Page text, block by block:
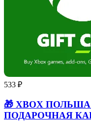
533 ₽
🎁 XBOX ПОЛЬША
ПОДАРОЧНАЯ